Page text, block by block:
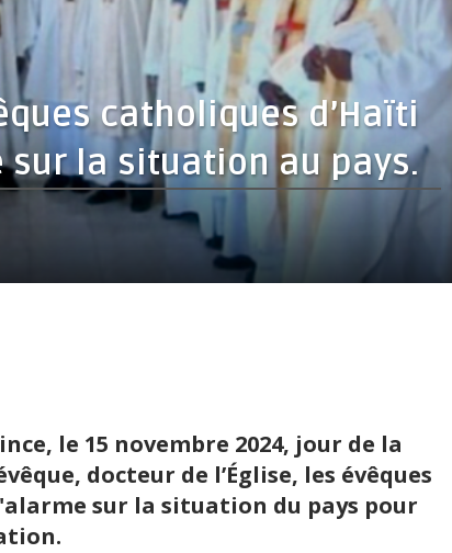
catholiques d’Haïti
sur la situation au pays.
le 15 novembre 2024, jour de la
docteur de l’Église, les évêques
sur la situation du pays pour